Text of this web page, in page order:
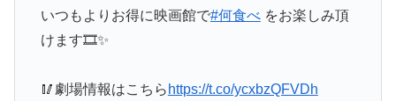
いつもよりお得に映画館で#何食べをお楽しみ頂
けます🎞️✨
🥢劇場情報はこちら https://t.co/ycxbzQFVDh